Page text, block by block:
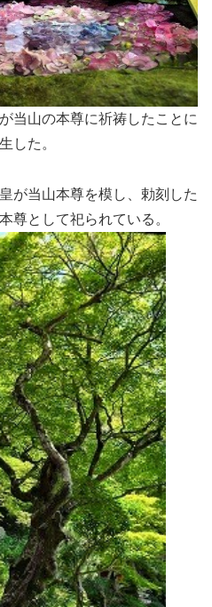
当山の本尊に祈祷したことに
した。
が当山本尊を模し、勅刻した
尊として祀られている。